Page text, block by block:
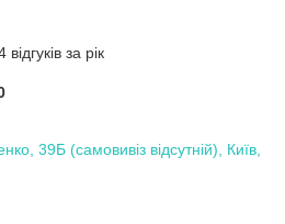
за рік
39Б (самовивіз відсутній), Київ,